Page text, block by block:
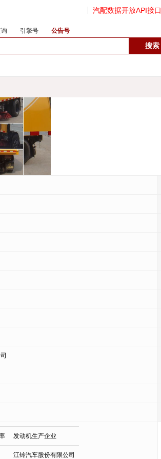
汽配数据开放API接口
引擎号 公告号
发动机生产企业
江铃汽车股份有限公司